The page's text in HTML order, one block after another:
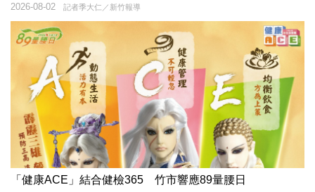
記者季大仁／新竹報導
2026-08-02
「健康ACE」結合健檢365 竹市響應89量腰日